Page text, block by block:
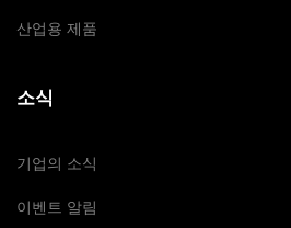
산업용 제품
소식
기업의 소식
이벤트 알림